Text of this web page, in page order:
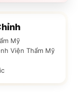
Mỹ
Viện Thẩm Mỹ